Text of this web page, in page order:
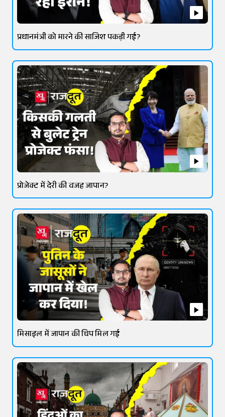
प्रधानमंत्री को मारने की साजिश पकड़ी गई?
प्रोजेक्ट में देरी की वजह जापान?
मिसाइल में जापान की चिप मिल गई